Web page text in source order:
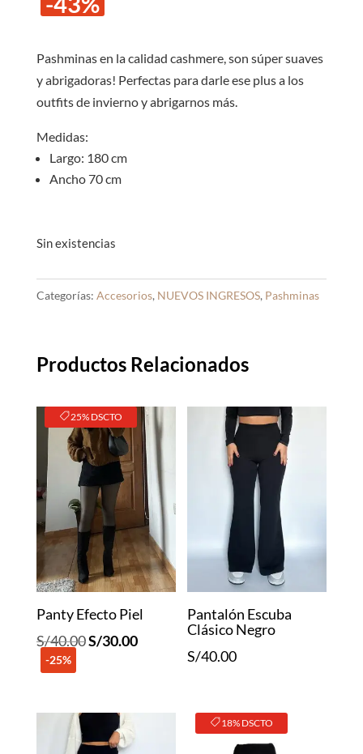
S/35.00.S/
Pashminas en la calidad cashmere, son súper suaves
y abrigadoras! Perfectas para darle ese plus a los
outfits de invierno y abrigarnos más.
Medidas:
Largo: 180 cm
Ancho 70 cm
Sin existencias
Categorías: Accesorios, NUEVOS INGRESOS, Pashminas
Productos Relacionados
25% DSCTO
Panty Efecto Piel
S/40.00El
S/40.00.
S/30.00El
-25%
Pantalón Escuba
Clásico Negro
S/40.00
18% DSCTO